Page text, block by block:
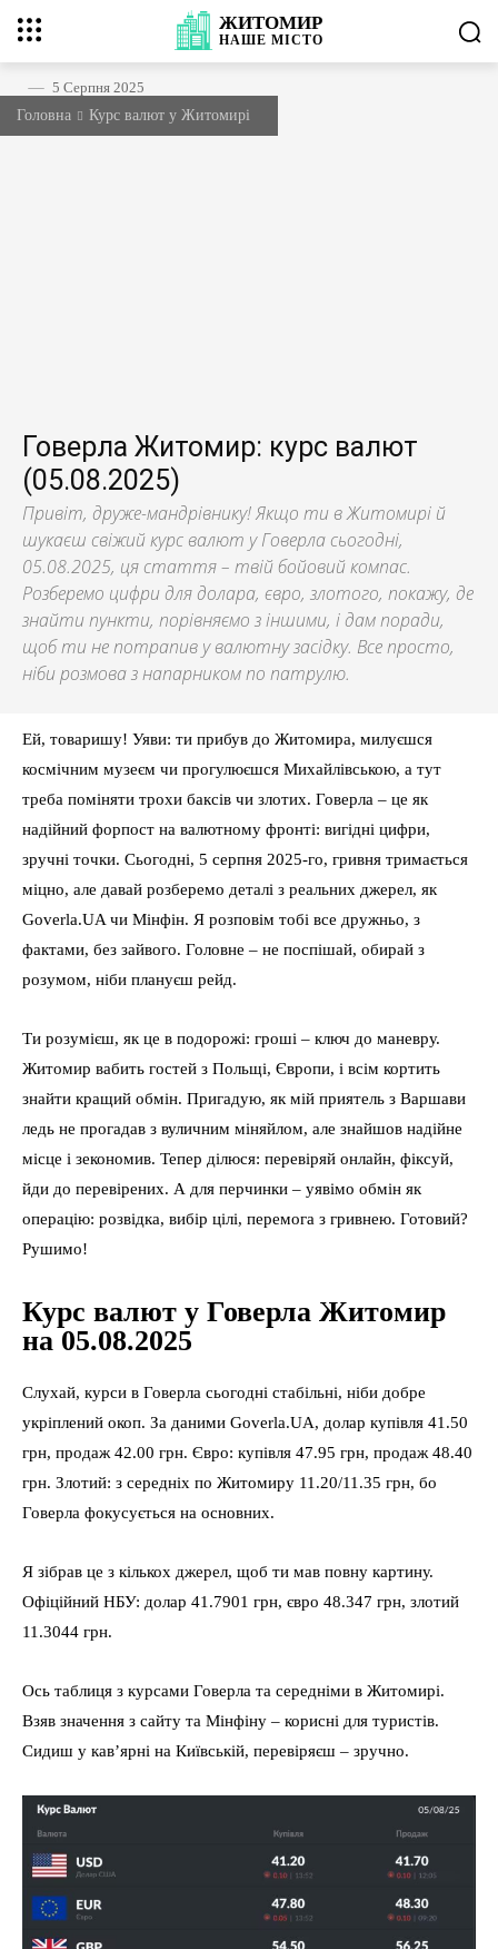
ЖИТОМИР
НАШЕМІСТО
5 Серпня 2025
Головна
Курс валют у Житомирі
Говерла Житомир: курс валют
(05.08.2025)
Привіт, друже-мандрівнику! Якщо ти в Житомирі й
шукаєш свіжий курс валют у Говерла сьогодні,
05.08.2025, ця стаття – твій бойовий компас.
Розберемо цифри для долара, євро, злотого, покажу, де
знайти пункти, порівняємо з іншими, і дам поради,
щоб ти не потрапив у валютну засідку. Все просто,
ніби розмова з напарником по патрулю.
Ей, товаришу! Уяви: ти прибув до Житомира, милуєшся
космічним музеєм чи прогулюєшся Михайлівською, а тут
треба поміняти трохи баксів чи злотих. Говерла – це як
надійний форпост на валютному фронті: вигідні цифри,
зручні точки. Сьогодні, 5 серпня 2025-го, гривня тримається
міцно, але давай розберемо деталі з реальних джерел, як
Goverla.UA чи Мінфін. Я розповім тобі все дружньо, з
фактами, без зайвого. Головне – не поспішай, обирай з
розумом, ніби плануєш рейд.
Ти розумієш, як це в подорожі: гроші – ключ до маневру.
Житомир вабить гостей з Польщі, Європи, і всім кортить
знайти кращий обмін. Пригадую, як мій приятель з Варшави
ледь не прогадав з вуличним міняйлом, але знайшов надійне
місце і зекономив. Тепер ділюся: перевіряй онлайн, фіксуй,
йди до перевірених. А для перчинки – уявімо обмін як
операцію: розвідка, вибір цілі, перемога з гривнею. Готовий?
Рушимо!
Курс валют у Говерла Житомир
на 05.08.2025
Слухай, курси в Говерла сьогодні стабільні, ніби добре
укріплений окоп. За даними Goverla.UA, долар купівля 41.50
грн, продаж 42.00 грн. Євро: купівля 47.95 грн, продаж 48.40
грн. Злотий: з середніх по Житомиру 11.20/11.35 грн, бо
Говерла фокусується на основних.
Я зібрав це з кількох джерел, щоб ти мав повну картину.
Офіційний НБУ: долар 41.7901 грн, євро 48.347 грн, злотий
11.3044 грн.
Ось таблиця з курсами Говерла та середніми в Житомирі.
Взяв значення з сайту та Мінфіну – корисні для туристів.
Сидиш у кав’ярні на Київській, перевіряєш – зручно.